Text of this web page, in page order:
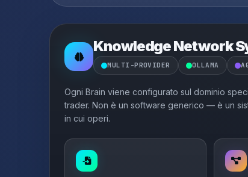
Knowledge Network
MULTI-PROVIDER OLLAMA
Ogni Brain viene configurato sul dominio
trader. Non è un software generico — è un
in cui operi.